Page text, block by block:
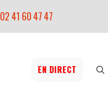
02 41 60 47 47
EN DIRECT